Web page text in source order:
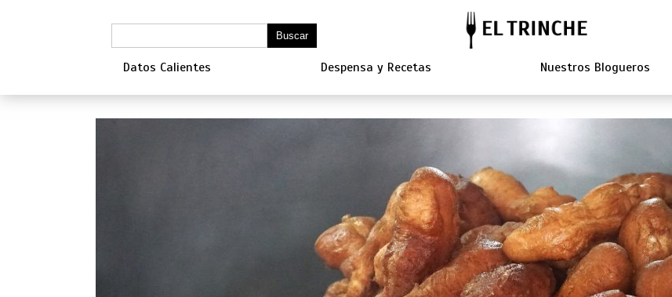
Datos Calientes Despensa y Recetas Nuestros Blogueros